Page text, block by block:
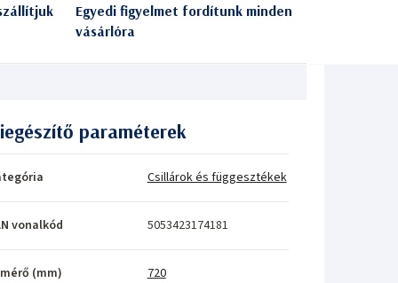
Egyedi figyelmet fordítunk minden
vásárlóra
paraméterek
Csillárok és függesztékek
vonalkód 5053423174181
(mm) 720